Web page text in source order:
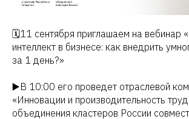
🗓11 сентября приглашаем на вебинар
интеллект в бизнесе: как внедрить
за 1 день?»
▶️В 10:00 его проведет отраслевой
«Инновации и производительность
объединения кластеров России